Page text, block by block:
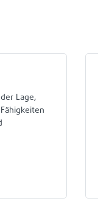
Lage,